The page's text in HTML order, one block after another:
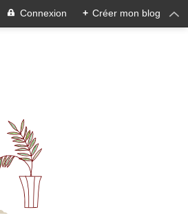
Connexion + Créer mon blog